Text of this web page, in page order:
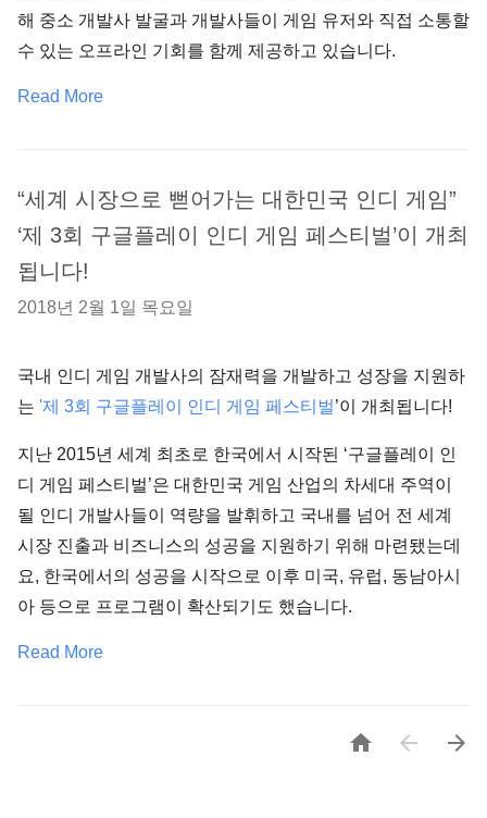
해 중소 개발사 발굴과 개발사들이 게임 유저와 직접 소통할
수 있는 오프라인 기회를 함께 제공하고 있습니다.
Read More
“세계 시장으로 뻗어가는 대한민국 인디 게임”
‘제 3회 구글플레이 인디 게임 페스티벌’이 개최
됩니다!
2018년 2월 1일 목요일
국내 인디 게임 개발사의 잠재력을 개발하고 성장을 지원하
는 '제 3회 구글플레이 인디 게임 페스티벌’이 개최됩니다!
지난 2015년 세계 최초로 한국에서 시작된 ‘구글플레이 인
디 게임 페스티벌’은 대한민국 게임 산업의 차세대 주역이
될 인디 개발사들이 역량을 발휘하고 국내를 넘어 전 세계
시장 진출과 비즈니스의 성공을 지원하기 위해 마련됐는데
요, 한국에서의 성공을 시작으로 이후 미국, 유럽, 동남아시
아 등으로 프로그램이 확산되기도 했습니다.
Read More
  